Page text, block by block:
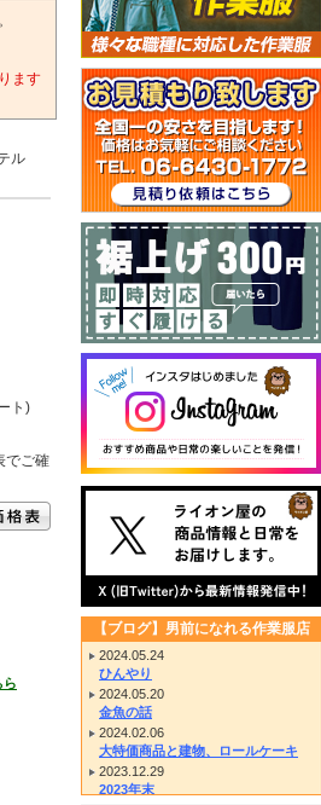
ます
ル
ト)
でご確
ら
【ブログ】男前になれる作業服店
2024.05.24
ひんやり
2024.05.20
金魚の話
2024.02.06
大特価商品と建物、ロールケーキ
2023.12.29
2023年末